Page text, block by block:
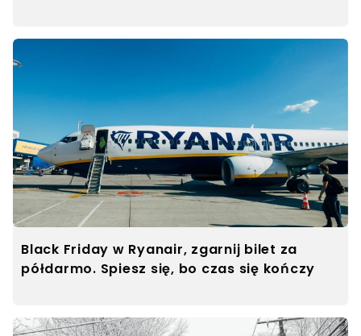
Black Friday w Ryanair, zgarnij bilet za
półdarmo. Spiesz się, bo czas się kończy